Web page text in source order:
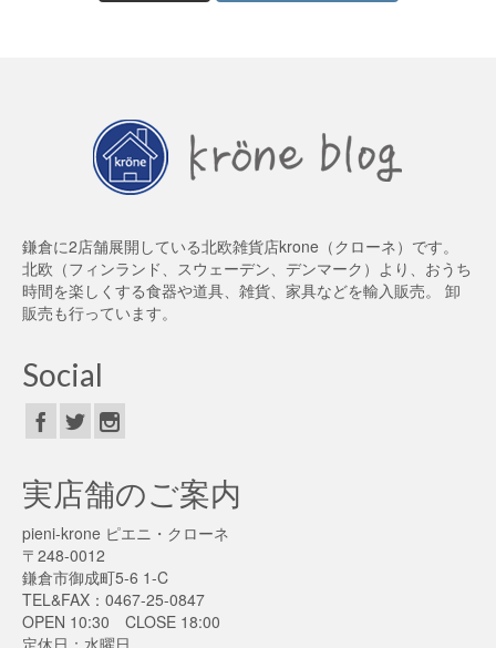
鎌倉に2店舗展開している北欧雑貨店krone（クローネ）です。
北欧（フィンランド、スウェーデン、デンマーク）より、おうち
時間を楽しくする食器や道具、雑貨、家具などを輸入販売。 卸
販売も行っています。
Social
実店舗のご案内
pieni-krone ピエニ・クローネ
〒248-0012
鎌倉市御成町5-6 1-C
TEL&FAX：0467-25-0847
OPEN 10:30 CLOSE 18:00